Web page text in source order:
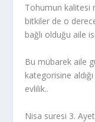
Tohumun kalitesi
bitkiler de o
bağlı olduğu aile
Bu mübarek aile
kategorisine
evlilik..
Nisa suresi 3.